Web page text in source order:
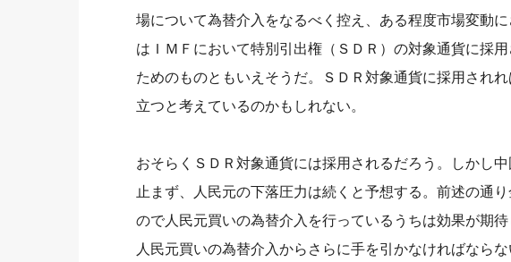
場について為替介入をなるべく控え、ある程度市場変動
はＩＭＦにおいて特別引出権（ＳＤＲ）の対象通貨に採
ためのものともいえそうだ。ＳＤＲ対象通貨に採用され
立つと考えているのかもしれない。
おそらくＳＤＲ対象通貨には採用されるだろう。しかし
止まず、人民元の下落圧力は続くと予想する。前述の通
ので人民元買いの為替介入を行っているうちは効果が期
人民元買いの為替介入からさらに手を引かなければなら